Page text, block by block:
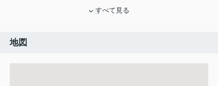
すべて見る
地図